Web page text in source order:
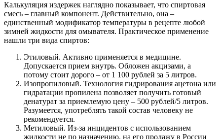
Калькуляция издержек наглядно показывает, что спиртовая
смесь – главный компонент. Действительно, она –
единственный модификатор температуры в рецепте любой
зимней жидкости для омывателя. Практическое применение
нашли три вида спиртов:
Этиловый. Активно применяется в медицине.
Допускается прием внутрь. Обложен акцизами, а
потому стоит дорого – от 1 100 рублей за 5 литров.
Изопропиловый. Технология гидрирования ацетона или
гидратации пропилена позволяет получить готовый
денатурат за приемлемую цену – 500 рублей/5 литров.
Разумеется, употреблять такой состав человеку не
рекомендуется.
Метиловый. Из-за инцидентов с использованием
жидкости не по назначению, на его продажу в России